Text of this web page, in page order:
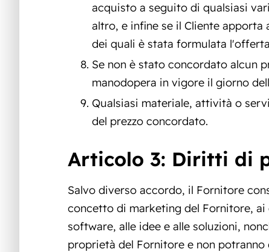
acquisto a seguito di qualsiasi
altro, e infine se il Cliente
dei quali è stata formulata
Se non è stato concordato alcun
manodopera in vigore il giorno
Qualsiasi materiale, attività o
del prezzo concordato.
Articolo 3: Diritti di
Salvo diverso accordo, il Fornitore
concetto di marketing del Fornitore, ai
software, alle idee e alle soluzioni,
proprietà del Fornitore e non